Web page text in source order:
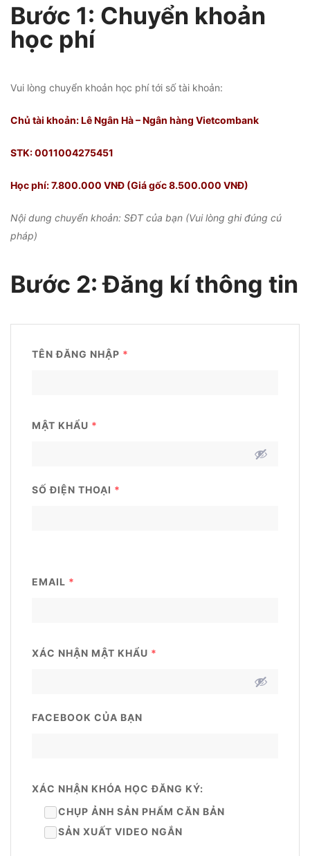
Bước 1: Chuyển khoản
học phí
Vui lòng chuyển khoản học phí tới số tài khoản:
Chủ tài khoản: Lê Ngân Hà – Ngân hàng Vietcombank
STK: 0011004275451
Học phí: 7.800.000 VNĐ (Giá gốc 8.500.000 VNĐ)
Nội dung chuyển khoản: SĐT của bạn (Vui lòng ghi đúng cú
pháp)
Bước 2: Đăng kí thông tin
TÊN ĐĂNG NHẬP *
MẬT KHẨU *
SỐ ĐIỆN THOẠI *
EMAIL *
XÁC NHẬN MẬT KHẨU *
FACEBOOK CỦA BẠN
XÁC NHẬN KHÓA HỌC ĐĂNG KÝ:
CHỤP ẢNH SẢN PHẨM CĂN BẢN
SẢN XUẤT VIDEO NGẮN